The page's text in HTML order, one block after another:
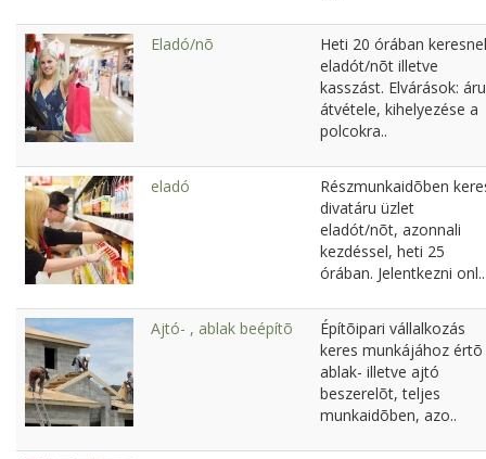
Eladó/nõ
Heti 20 órában
eladót/nõt illetve
kasszást. Elvárások: áru
átvétele, kihelyezése a
polcokra..
eladó
Részmunkaidõben
divatáru üzlet
eladót/nõt, azonnali
kezdéssel, heti 25
órában. Jelentkezni onl..
Ajtó- , ablak beépítõ
Építõipari vállalkozás
keres munkájához értõ
ablak- illetve ajtó
beszerelõt, teljes
munkaidõben, azo..